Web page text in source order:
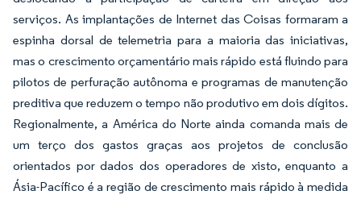
serviços. As implantações de Internet das Coisas formaram a
espinha dorsal de telemetria para a maioria das iniciativas,
mas o crescimento orçamentário mais rápido está fluindo para
pilotos de perfuração autônoma e programas de manutenção
preditiva que reduzem o tempo não produtivo em dois dígitos.
Regionalmente, a América do Norte ainda comanda mais de
um terço dos gastos graças aos projetos de conclusão
orientados por dados dos operadores de xisto, enquanto a
Ásia-Pacífico é a região de crescimento mais rápido à medida